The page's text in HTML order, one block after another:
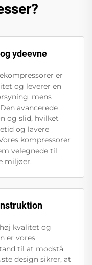
ydeevne
er
og leverer en
mens
avancerede
og slid, hvilket
og lavere
kompressorer
velegnede til
miljøer.
kvalitet og
er vores
til at modstå
design sikrer, at